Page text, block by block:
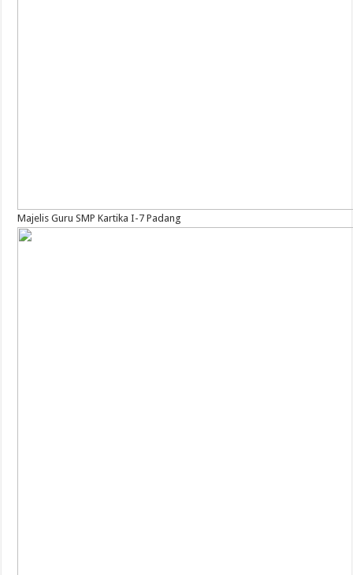
Majelis Guru SMP Kartika I-7 Padang